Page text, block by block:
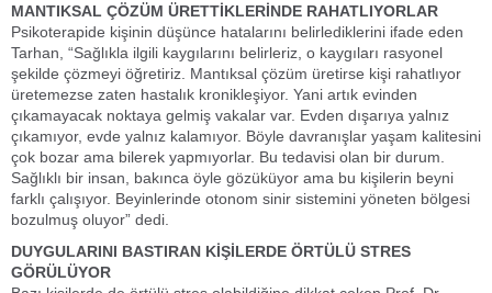
MANTIKSAL ÇÖZÜM ÜRETTİKLERİNDE RAHATLIYORLAR
Psikoterapide kişinin düşünce hatalarını belirlediklerini ifade eden
Tarhan, “Sağlıkla ilgili kaygılarını belirleriz, o kaygıları rasyonel
şekilde çözmeyi öğretiriz. Mantıksal çözüm üretirse kişi rahatlıyor
üretemezse zaten hastalık kronikleşiyor. Yani artık evinden
çıkamayacak noktaya gelmiş vakalar var. Evden dışarıya yalnız
çıkamıyor, evde yalnız kalamıyor. Böyle davranışlar yaşam kalitesini
çok bozar ama bilerek yapmıyorlar. Bu tedavisi olan bir durum.
Sağlıklı bir insan, bakınca öyle gözüküyor ama bu kişilerin beyni
farklı çalışıyor. Beyinlerinde otonom sinir sistemini yöneten bölgesi
bozulmuş oluyor” dedi.
DUYGULARINI BASTIRAN KİŞİLERDE ÖRTÜLÜ STRES
GÖRÜLÜYOR